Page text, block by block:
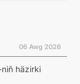
06 Awg 2026
häzirki